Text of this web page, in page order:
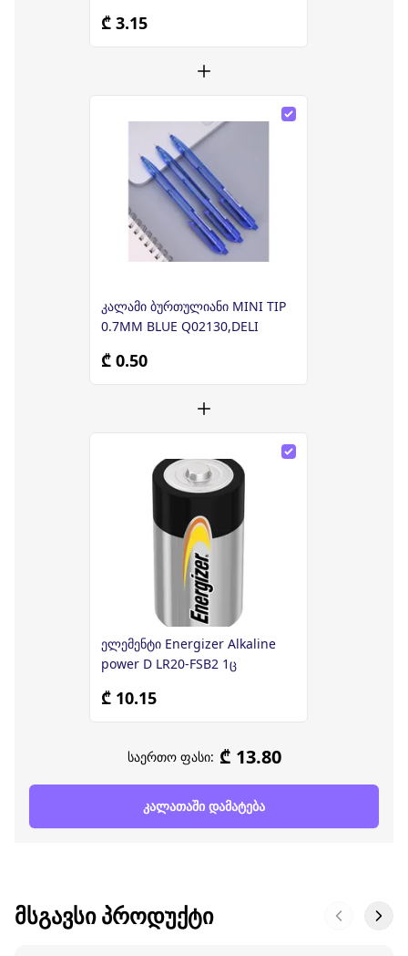
₾ 3.15
კალამი ბურთულიანი MINI TIP
0.7MM BLUE Q02130,DELI
₾ 0.50
ელემენტი Energizer Alkaline
power D LR20-FSB2 1ც
₾ 10.15
საერთო ფასი: ₾ 13.80
კალათაში დამატება
ᲛᲡᲒᲐᲕᲡᲘ ᲞᲠᲝᲓᲣᲥᲢᲘ